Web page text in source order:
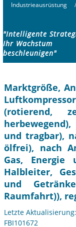
Industrieausrüstung
"Intelligente
Ihr Wachstum
beschleunigen"
Marktgröße,
(rotierend,
und tragbar),
ölfrei), nach
Gas, Energie
Halbleiter,
und
Raumfahrt)),
Letzte
FBI101672